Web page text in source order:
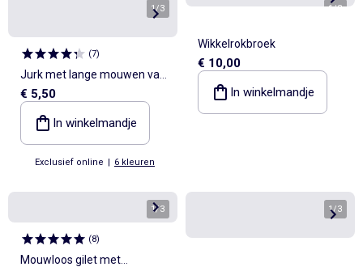
1/3
(7)
Jurk met lange mouwen van
katoenen jerseytricot
€ 5,50
In winkelmandje
Exclusief online | 6 kleuren
1/3
Wikkelrokbroek
€ 10,00
In winkelmandje
1/3
(8)
Mouwloos gilet met
1/3